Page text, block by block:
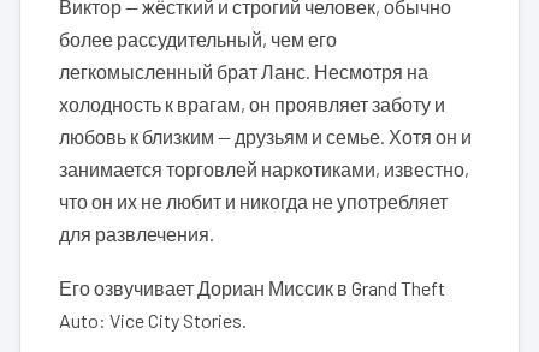
Виктор — жёсткий и строгий человек, обычно
более рассудительный, чем его
легкомысленный брат Ланс. Несмотря на
холодность к врагам, он проявляет заботу и
любовь к близким — друзьям и семье. Хотя он и
занимается торговлей наркотиками, известно,
что он их не любит и никогда не употребляет
для развлечения.
Его озвучивает Дориан Миссик в Grand Theft
Auto: Vice City Stories.